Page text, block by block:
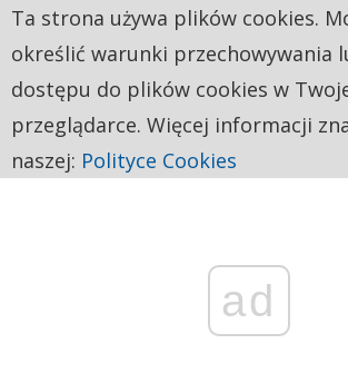
ad
Ta strona używa plików cookies.
określić warunki przechowywania
dostępu do plików cookies w
przeglądarce. Więcej informacji
naszej: Polityce Cookies